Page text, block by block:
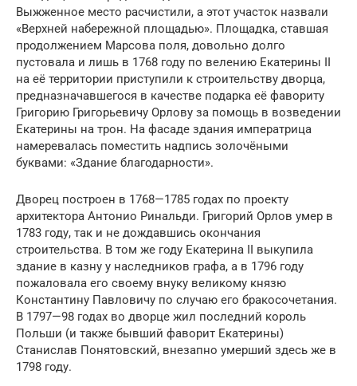
Выжженное место расчистили, а этот участок назвали
«Верхней набережной площадью». Площадка, ставшая
продолжением Марсова поля, довольно долго
пустовала и лишь в 1768 году по велению Екатерины II
на её территории приступили к строительству дворца,
предназначавшегося в качестве подарка её фавориту
Григорию Григорьевичу Орлову за помощь в возведении
Екатерины на трон. На фасаде здания императрица
намеревалась поместить надпись золочёными
буквами: «Здание благодарности».
Дворец построен в 1768—1785 годах по проекту
архитектора Антонио Ринальди. Григорий Орлов умер в
1783 году, так и не дождавшись окончания
строительства. В том же году Екатерина II выкупила
здание в казну у наследников графа, а в 1796 году
пожаловала его своему внуку великому князю
Константину Павловичу по случаю его бракосочетания.
В 1797—98 годах во дворце жил последний король
Польши (и также бывший фаворит Екатерины)
Станислав Понятовский, внезапно умерший здесь же в
1798 году.